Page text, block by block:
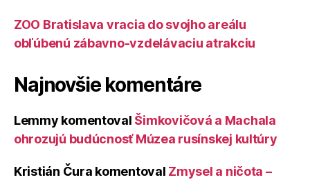
ZOO Bratislava vracia do svojho areálu
obľúbenú zábavno-vzdelávaciu atrakciu
Najnovšie komentáre
Lemmy komentoval Šimkovičová a Machala
ohrozujú budúcnosť Múzea rusínskej kultúry
Kristián Čura komentoval Zmysel a ničota –